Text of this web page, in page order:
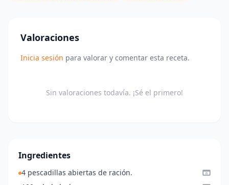
Valoraciones
Inicia sesión para valorar y comentar esta receta.
Sin valoraciones todavía. ¡Sé el primero!
Ingredientes
4 pescadillas abiertas de ración.